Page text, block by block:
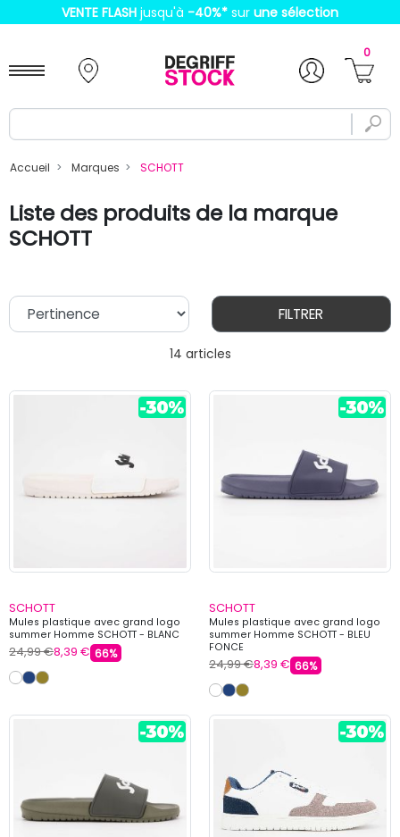
VENTE FLASH jusqu'à -40%* sur une sélection
0
Accueil Marques SCHOTT
Liste des produits de la marque
SCHOTT
14 articles
FILTRER
SCHOTT
Mules plastique avec grand logo
summer Homme SCHOTT - BLANC
24,99 €8,39 € 66%
SCHOTT
Mules plastique avec grand logo
summer Homme SCHOTT - BLEU
FONCE
24,99 €8,39 € 66%